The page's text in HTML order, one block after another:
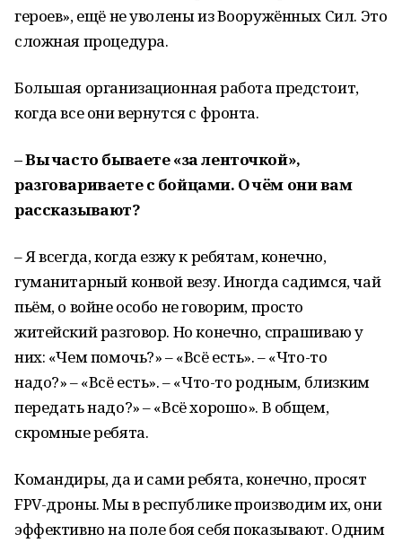
героев», ещё не уволены из Вооружённых Сил. Это
сложная процедура.
Большая организационная работа предстоит,
когда все они вернутся с фронта.
– Вы часто бываете «за ленточкой»,
разговариваете с бойцами. О чём они вам
рассказывают?
– Я всегда, когда езжу к ребятам, конечно,
гуманитарный конвой везу. Иногда садимся, чай
пьём, о войне особо не говорим, просто
житейский разговор. Но конечно, спрашиваю у
них: «Чем помочь?» – «Всё есть». – «Что-то
надо?» – «Всё есть». – «Что-то родным, близким
передать надо?» – «Всё хорошо». В общем,
скромные ребята.
Командиры, да и сами ребята, конечно, просят
FPV-дроны. Мы в республике производим их, они
эффективно на поле боя себя показывают. Одним